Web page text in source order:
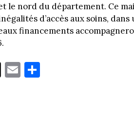
et le nord du département. Ce
d’accès aux soins,
financements
X E
m